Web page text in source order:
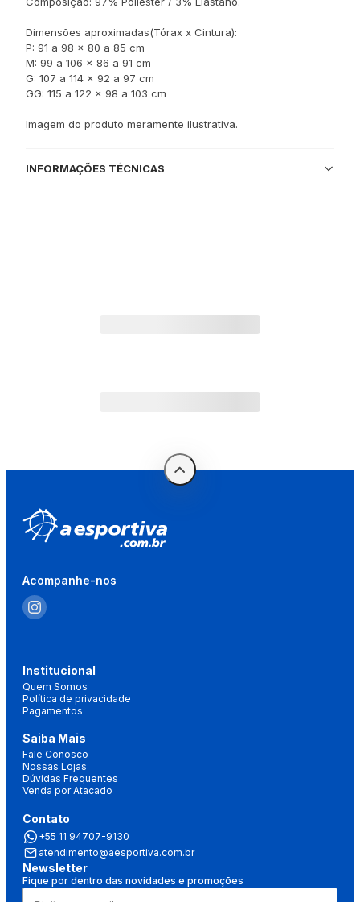
Dimensões aproximadas(Tórax x Cintura):
P: 91 a 98 x 80 a 85 cm
M: 99 a 106 x 86 a 91 cm
G: 107 a 114 x 92 a 97 cm
GG: 115 a 122 x 98 a 103 cm
Imagem do produto meramente ilustrativa.
INFORMAÇÕES TÉCNICAS
Acompanhe-nos
Institucional
Quem Somos
Política de privacidade
Pagamentos
Saiba Mais
Fale Conosco
Nossas Lojas
Dúvidas Frequentes
Venda por Atacado
Contato
+55 11 94707-9130
atendimento@aesportiva.com.br
Newsletter
Fique por dentro das novidades e promoções